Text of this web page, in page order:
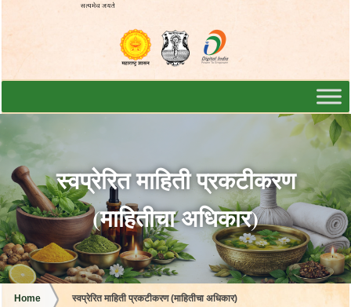
Visit the Government of
Visit the R. A. Podar
स्वप्रेरित माहिती प्रकटीकरण
(माहितीचा अधिकार)
Home स्वप्रेरित माहिती प्रकटीकरण (माहितीचा अधिकार)